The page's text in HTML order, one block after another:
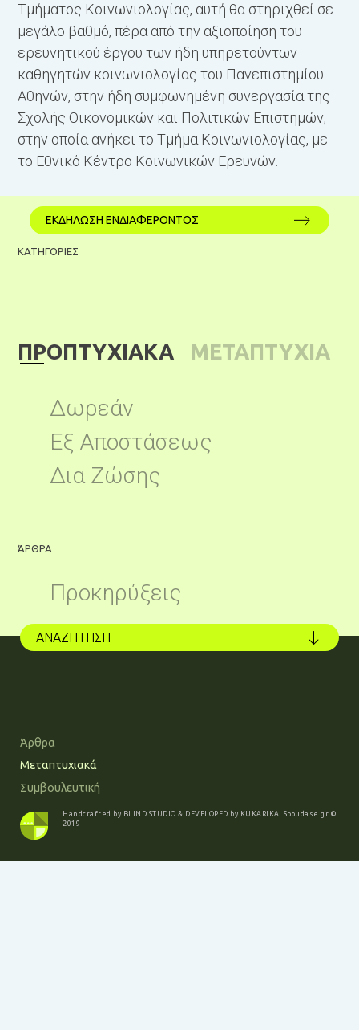
Τμήματος Κοινωνιολογίας, αυτή θα στηριχθεί σε
μεγάλο βαθμό, πέρα από την αξιοποίηση του
ερευνητικού έργου των ήδη υπηρετούντων
καθηγητών κοινωνιολογίας του Πανεπιστημίου
Αθηνών, στην ήδη συμφωνημένη συνεργασία της
Σχολής Οικονομικών και Πολιτικών Επιστημών,
στην οποία ανήκει το Τμήμα Κοινωνιολογίας, με
το Εθνικό Κέντρο Κοινωνικών Ερευνών.
ΕΚΔΗΛΩΣΗ ΕΝΔΙΑΦΕΡΟΝΤΟΣ
ΚΑΤΗΓΟΡΙΕΣ
ΠΡΟΠΤΥΧΙΑΚΑ
ΜΕΤΑΠΤΥΧΙΑ
Δωρεάν
Εξ Αποστάσεως
Δια Ζώσης
ΆΡΘΡΑ
Προκηρύξεις
ΑΝΑΖΗΤΗΣΗ
Άρθρα
Μεταπτυχιακά
Συμβουλευτική
Handcrafted by BLIND STUDIO & DEVELOPED by KUKARIKA. Spoudase.gr ©
2019